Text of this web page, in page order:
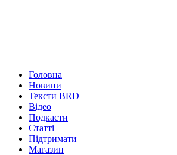
Головна
Новини
Тексти BRD
Відео
Подкасти
Статті
Підтримати
Магазин